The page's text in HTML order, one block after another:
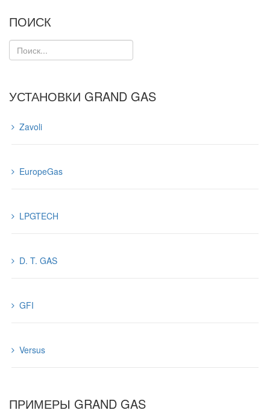
ПОИСК
УСТАНОВКИ GRAND GAS
Zavoli
EuropeGas
LPGTECH
D. T. GAS
GFI
Versus
ПРИМЕРЫ GRAND GAS